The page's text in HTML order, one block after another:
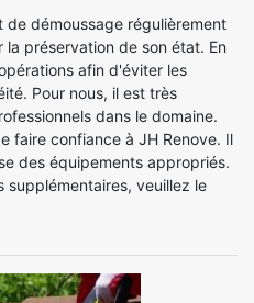
démoussage régulièrement
la préservation de son état. En
afin d'éviter les
Pour nous, il est très
dans le domaine.
faire confiance à JH Renove. Il
des équipements appropriés.
supplémentaires, veuillez le